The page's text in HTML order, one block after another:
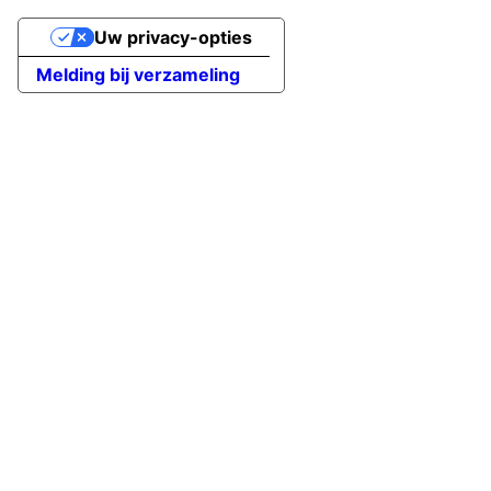
Melding bij verzameling
Uw privacy-opties